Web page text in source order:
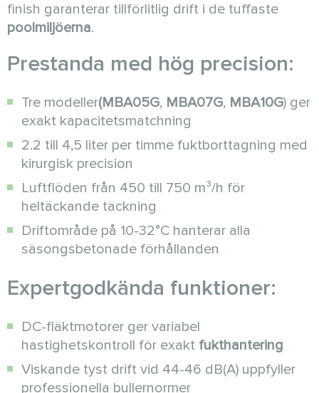
finish garanterar tillförlitlig drift i de tuffaste
poolmiljöerna.
Prestanda med hög precision:
Tre modeller(MBA05G, MBA07G, MBA10G) ger
exakt kapacitetsmatchning
2.2 till 4,5 liter per timme fuktborttagning med
kirurgisk precision
Luftflöden från 450 till 750 m³/h för
heltäckande täckning
Driftområde på 10-32°C hanterar alla
säsongsbetonade förhållanden
Expertgodkända funktioner:
DC-fläktmotorer ger variabel
hastighetskontroll för exakt fukthantering
Viskande tyst drift vid 44-46 dB(A) uppfyller
professionella bullernormer